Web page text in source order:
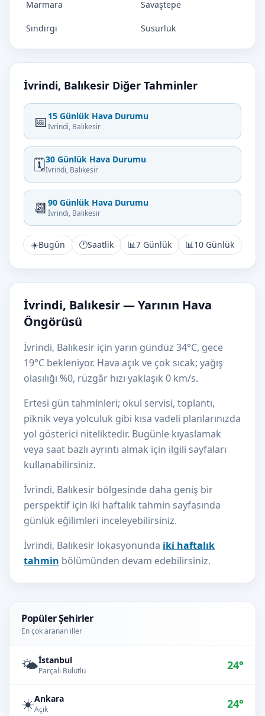
Popüler Şehirler
En çok aranan iller
🌤️İstanbul
Parçalı Bulutlu 24°
☀️Ankara
Açık 24°
Marmara Savaştepe
Sındırgı Susurluk
İvrindi, Balıkesir Diğer Tahminler
📅 15 Günlük Hava Durumu
İvrindi, Balıkesir
🗓️30 Günlük Hava Durumu
İvrindi, Balıkesir
📆 90 Günlük Hava Durumu
İvrindi, Balıkesir
☀️Bugün 🕐Saatlik 📊7 Günlük 📊10 Günlük
İvrindi, Balıkesir — Yarının Hava
Öngörüsü
İvrindi, Balıkesir için yarın gündüz 34°C, gece
19°C bekleniyor. Hava açık ve çok sıcak; yağış
olasılığı %0, rüzgâr hızı yaklaşık 0 km/s.
Ertesi gün tahminleri; okul servisi, toplantı,
piknik veya yolculuk gibi kısa vadeli planlarınızda
yol gösterici niteliktedir. Bugünle kıyaslamak
veya saat bazlı ayrıntı almak için ilgili sayfaları
kullanabilirsiniz.
İvrindi, Balıkesir bölgesinde daha geniş bir
perspektif için iki haftalık tahmin sayfasında
günlük eğilimleri inceleyebilirsiniz.
İvrindi, Balıkesir lokasyonunda iki haftalık
tahmin bölümünden devam edebilirsiniz.